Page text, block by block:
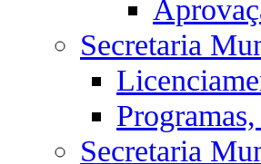
Secretaria
Secretaria